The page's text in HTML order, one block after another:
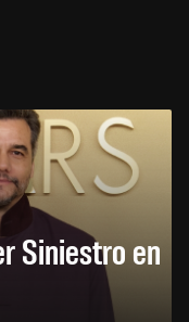
Siniestro en